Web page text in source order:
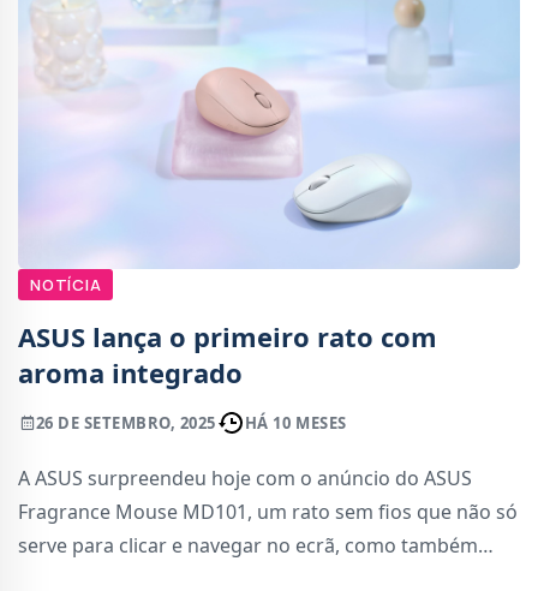
NOTÍCIA
ASUS lança o primeiro rato com
aroma integrado
26 DE SETEMBRO, 2025 HÁ 10 MESES
A ASUS surpreendeu hoje com o anúncio do ASUS
Fragrance Mouse MD101, um rato sem fios que não só
serve para clicar e navegar no ecrã, como também